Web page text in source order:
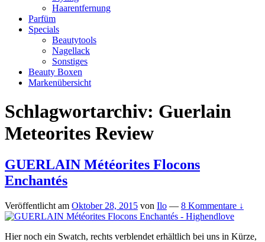
Haarentfernung
Parfüm
Specials
Beautytools
Nagellack
Sonstiges
Beauty Boxen
Markenübersicht
Schlagwortarchiv: Guerlain
Meteorites Review
GUERLAIN Météorites Flocons
Enchantés
Veröffentlicht am Oktober 28, 2015 von Ilo — 8 Kommentare ↓
Hier noch ein Swatch, rechts verblendet erhältlich bei uns in Kürze,